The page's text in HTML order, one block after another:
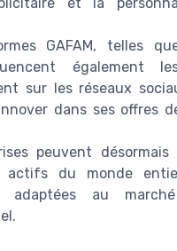
GAFAM, telles
également
sur les réseaux
dans ses offres
peuvent
actifs du monde
adaptées au